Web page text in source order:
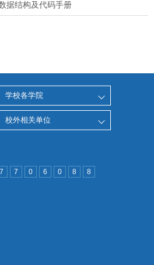
据结构及代码手册
学校各学院
校外相关单位
7 7 0 6 0 8 8